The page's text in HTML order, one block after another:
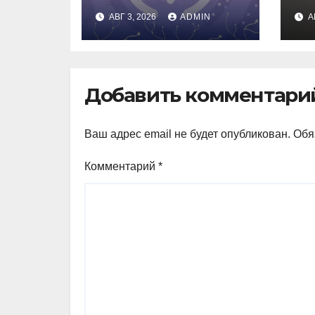
рисках сделки
Circle и IBM
АВГ 3, 2026 ADMIN
Добавить
Ваш адрес email не будет опубликован.
Комментарий *